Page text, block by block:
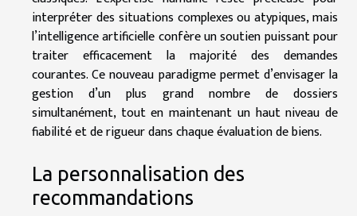
interpréter des situations complexes ou atypiques, mais
l’intelligence artificielle confère un soutien puissant pour
traiter efficacement la majorité des demandes
courantes. Ce nouveau paradigme permet d’envisager la
gestion d’un plus grand nombre de dossiers
simultanément, tout en maintenant un haut niveau de
fiabilité et de rigueur dans chaque évaluation de biens.
La personnalisation des
recommandations